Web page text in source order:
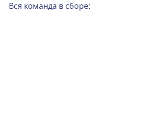
Вся команда в сборе: